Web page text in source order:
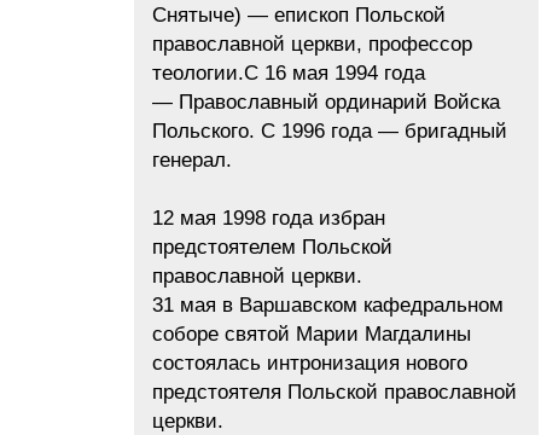
Снятыче) — епископ Польской
православной церкви, профессор
теологии.С 16 мая 1994 года
— Православный ординарий Войска
Польского. С 1996 года — бригадный
генерал.
12 мая 1998 года избран
предстоятелем Польской
православной церкви.
31 мая в Варшавском кафедральном
соборе святой Марии Магдалины
состоялась интронизация нового
предстоятеля Польской православной
церкви.